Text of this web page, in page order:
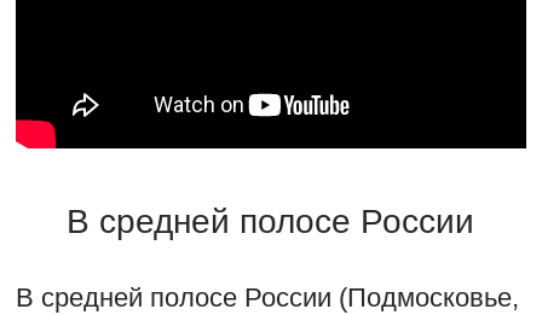
В средней полосе России
В средней полосе России (Подмосковье,